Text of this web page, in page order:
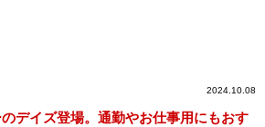
2024.10.08
デイズ登場。通勤やお仕事用にもおす